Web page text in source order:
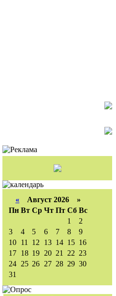
« Август 2026 »
Пн Вт Ср Чт Пт Сб Вс
1
2
3
4 5 6 7 8
9
10 11 12 13 14 15 16
17 18 19 20 21 22 23
24 25 26 27 28 29 30
31